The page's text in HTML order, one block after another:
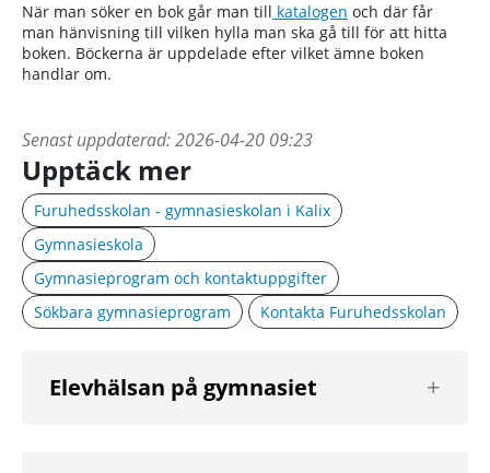
När man söker en bok går man till katalogen och där får
man hänvisning till vilken hylla man ska gå till för att hitta
boken. Böckerna är uppdelade efter vilket ämne boken
handlar om.
Senast uppdaterad:2026-04-20 09:23
Upptäck mer
Furuhedsskolan - gymnasieskolan i Kalix
Gymnasieskola
Gymnasieprogram och kontaktuppgifter
Sökbara gymnasieprogram
Kontakta Furuhedsskolan
Elevhälsan på gymnasiet
nästa